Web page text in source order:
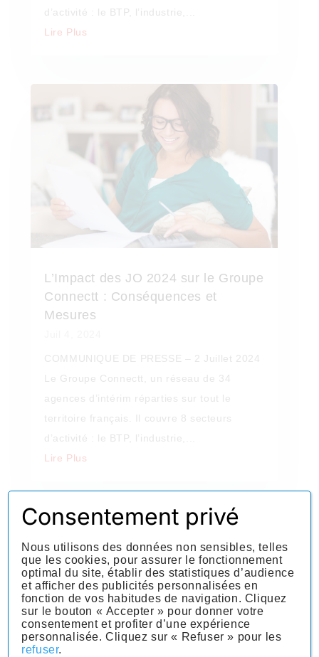
d’activité : le BTP, l’industrie,...
Lire Plus
L’Impact des JO 2024 sur le Groupe
Connectt : Conséquences et
Mesures
COMMUNIQUE DE PRESSE – 2 Juillet 2024
Le Groupe Connectt, un réseau de 34
agences d’intérim réparties sur tout le
territoire français. Il couvre 8 secteurs
d’activité : le BTP, l’industrie,...
Lire Plus
Consentement privé
Nous utilisons des données non sensibles, telles
que les cookies, pour assurer le fonctionnement
optimal du site, établir des statistiques d’audience
et afficher des publicités personnalisées en
fonction de vos habitudes de navigation. Cliquez
sur le bouton « Accepter » pour donner votre
consentement et profiter d’une expérience
personnalisée. Cliquez sur « Refuser » pour les
refuser.